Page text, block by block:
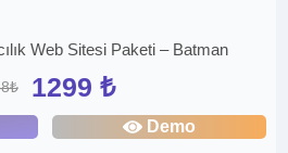
Web Sitesi Paketi – Batman
1299 ₺
Demo